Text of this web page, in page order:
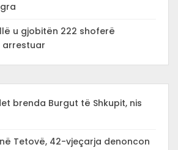
u gjobitën 222 shoferë
arrestuar
brenda Burgut të Shkupit, nis
Tetovë, 42-vjeçarja denoncon